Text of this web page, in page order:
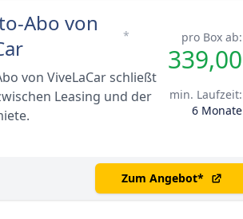
Abo von
*
von ViveLaCar schließt
Leasing und der
pro Box ab:
339,00
min. Laufzeit:
6 Monate
Zum Angebot*